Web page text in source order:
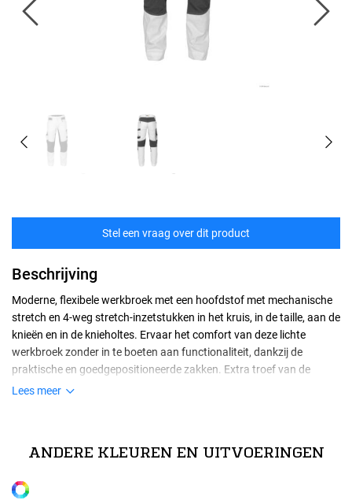
Stel een vraag over dit product
Beschrijving
Moderne, flexibele werkbroek met een hoofdstof met mechanische
stretch en 4-weg stretch-inzetstukken in het kruis, in de taille, aan de
knieën en in de knieholtes. Ervaar het comfort van deze lichte
werkbroek zonder in te boeten aan functionaliteit, dankzij de
praktische en goedgepositioneerde zakken. Extra troef van de
DASSY HELIX? Door de extra stretch sluit de pasvorm perfect aan
Lees meer
44
Alle maten
ANDERE KLEUREN EN UITVOERINGEN